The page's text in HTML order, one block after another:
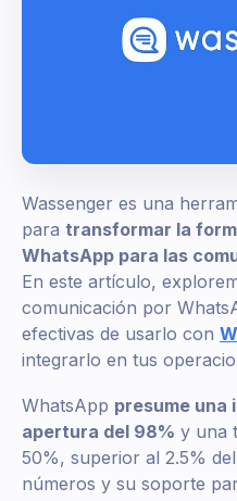
Wassenger es una
para transformar la
WhatsApp para las
En este artículo,
comunicación por
efectivas de usarlo con
integrarlo en tus
WhatsApp presume una
apertura del 98% y una
50%, superior al 2.5%
números y su soporte